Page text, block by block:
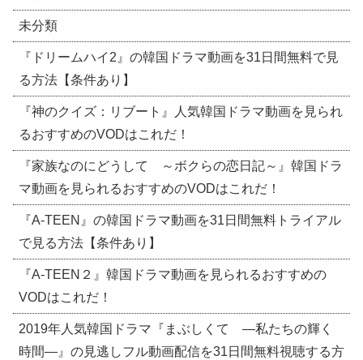
未分類
『ドリームハイ2』の韓国ドラマ動画を31日間無料で見
る方法【条件あり】
『神のクイズ：リブート』人気韓国ドラマ動画を見られ
るおすすめのVODはこれだ！
『家族なのにどうして ～ボクらの恋日記～』韓国ドラ
マ動画を見られるおすすめのVODはこれだ！
『A-TEEN』の韓国ドラマ動画を31日間無料トライアル
で見る方法【条件あり】
『A-TEEN２』韓国ドラマ動画を見られるおすすめの
VODはこれだ！
2019年人気韓国ドラマ『まぶしくて ―私たちの輝く
時間―』の見逃しフル動画配信を31日間無料視聴する方